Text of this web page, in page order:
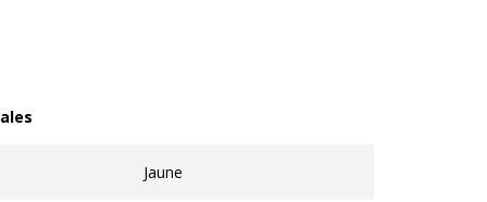
Jaune